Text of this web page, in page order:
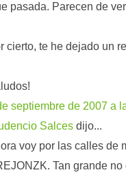
pasada. Parecen de
cierto, te he dejado un
septiembre de 2007 a
Salces dijo...
voy por las calles de
Tan grande